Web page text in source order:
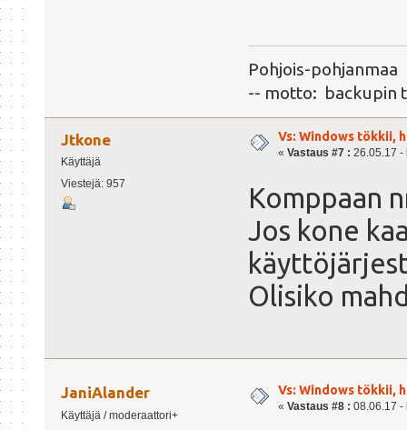
Pohjois-pohjanmaa
-- motto: backupin
Jtkone
Käyttäjä
Viestejä: 957
Vs: Windows tökkii,
« Vastaus #7 : 26.05.17 -
Komppaan
Jos kone
Olisiko
JaniAlander
Käyttäjä / moderaattori+
Vs: Windows tökkii,
« Vastaus #8 : 08.06.17 -